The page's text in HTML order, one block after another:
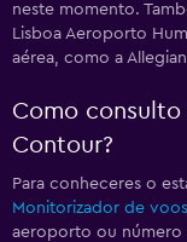
neste momento.
Lisboa Aeroporto
aérea, como a
Como
Contour?
Para conheceres o
Monitorizador de voos
aeroporto ou número